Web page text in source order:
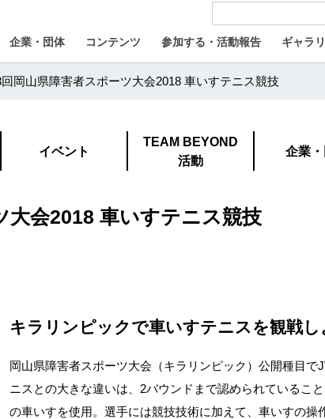
企業・団体 コンテンツ 参加する・活動報告 ギャラ
岡山県障害者スポーツ大会2018 車いすテニス競技
イベント
TEAM BEYOND
活動
企業
大会2018 車いすテニス競技
キラリンピックで車いすテニスを観戦し
岡山県障害者スポーツ大会（キラリンピック）公開種目で
ニスとの大きな違いは、2バウンドまで認められているこ
の車いすを使用。選手には競技技術に加えて、車いすの操